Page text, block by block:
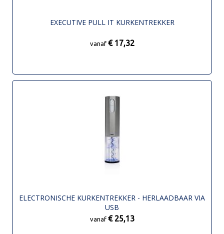
EXECUTIVE PULL IT KURKENTREKKER
vanaf € 17,32
ELECTRONISCHE KURKENTREKKER - HERLAADBAAR VIA
USB
vanaf € 25,13